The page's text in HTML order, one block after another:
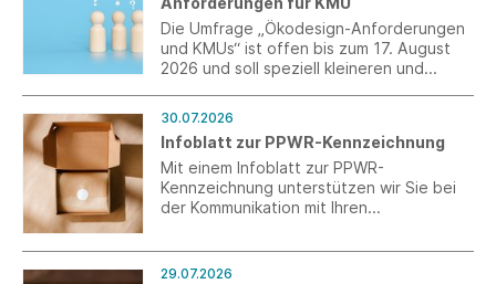
Die Umfrage „Ökodesign-Anforderungen
und KMUs“ ist offen bis zum 17. August
2026 und soll speziell kleineren und
30.07.2026
Infoblatt zur PPWR-Kennzeichnung
Mit einem Infoblatt zur PPWR-
Kennzeichnung unterstützen wir Sie bei
der Kommunikation mit Ihren
29.07.2026